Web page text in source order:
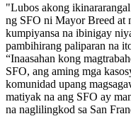
"Lubos akong
ng SFO ni Mayor Breed at
kumpiyansa na ibinigay
pambihirang paliparan na
“Inaasahan kong
SFO, ang aming mga
komunidad upang
matiyak na ang SFO ay
na naglilingkod sa San